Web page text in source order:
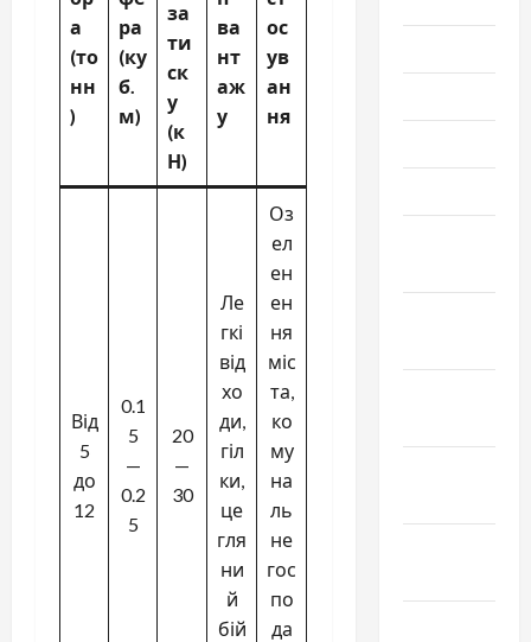
а
(то
нн
)
ра
(ку
б.
м)
за
ти
ск
у
(к
Н)
ва
нт
аж
у
ос
ув
ан
ня
Від
5
до
12
0.1
5
—
0.2
5
20
—
30
Ле
гкі
від
хо
ди,
гіл
ки,
це
гля
ни
й
бій
Оз
ел
ен
ен
ня
міс
та,
ко
му
на
ль
не
гос
по
да